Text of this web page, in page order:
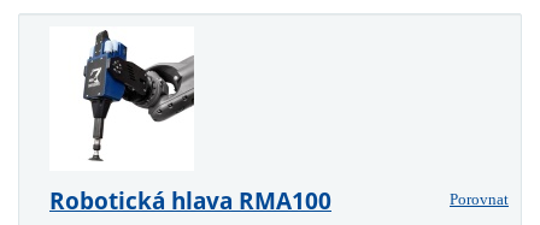
Robotická hlava RMA100
Porovnat